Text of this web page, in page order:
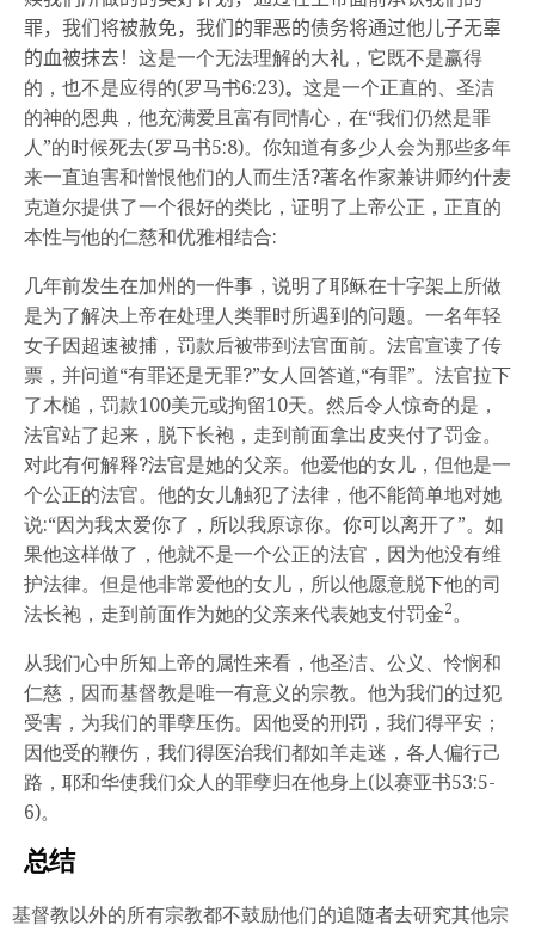
罪，我们将被赦免，我们的罪恶的债务将通过他儿子无辜
的血被抹去！ 这是一个无法理解的大礼，它既不是赢得
的，也不是应得的(罗马书6:23)。 这是一个正直的、圣洁
的神的恩典，他充满爱且富有同情心，在“我们仍然是罪
人”的时候死去(罗马书5:8)。你知道有多少人会为那些多年
来一直迫害和憎恨他们的人而生活?著名作家兼讲师约什麦
克道尔提供了一个很好的类比，证明了上帝公正，正直的
本性与他的仁慈和优雅相结合:
几年前发生在加州的一件事，说明了耶稣在十字架上所做
是为了解决上帝在处理人类罪时所遇到的问题。一名年轻
女子因超速被捕，罚款后被带到法官面前。法官宣读了传
票，并问道“有罪还是无罪?”女人回答道,“有罪”。法官拉下
了木槌，罚款100美元或拘留10天。然后令人惊奇的是，
法官站了起来，脱下长袍，走到前面拿出皮夹付了罚金。
对此有何解释?法官是她的父亲。他爱他的女儿，但他是一
个公正的法官。他的女儿触犯了法律，他不能简单地对她
说:“因为我太爱你了，所以我原谅你。你可以离开了”。如
果他这样做了，他就不是一个公正的法官，因为他没有维
护法律。但是他非常爱他的女儿，所以他愿意脱下他的司
法长袍，走到前面作为她的父亲来代表她支付罚金2 。
从我们心中所知上帝的属性来看，他圣洁、公义、怜悯和
仁慈，因而基督教是唯一有意义的宗教。他为我们的过犯
受害，为我们的罪孽压伤。因他受的刑罚，我们得平安；
因他受的鞭伤，我们得医治我们都如羊走迷，各人偏行己
路，耶和华使我们众人的罪孽归在他身上(以赛亚书53:5-
6)。
总结
基督教以外的所有宗教都不鼓励他们的追随者去研究其他宗